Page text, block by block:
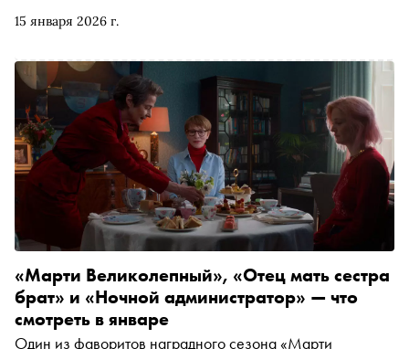
15 января 2026 г.
«Марти Великолепный», «Отец мать сестра
брат» и «Ночной администратор» — что
смотреть в январе
Один из фаворитов наградного сезона «Марти